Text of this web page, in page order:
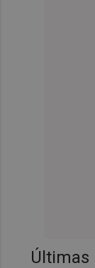
Últimas